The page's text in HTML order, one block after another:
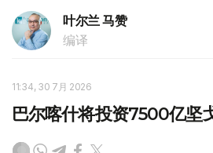
叶尔兰 马赞
编译
11:34, 30 7月 2026
巴尔喀什将投资7500亿坚